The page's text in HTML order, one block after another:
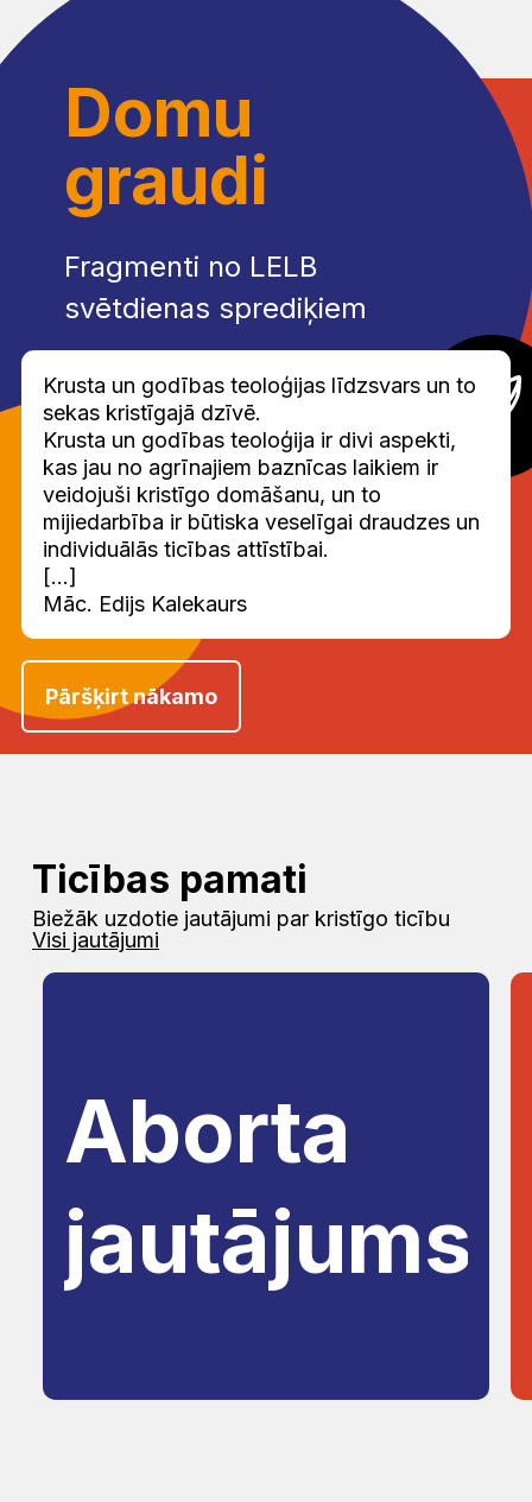
Krusta un godības teoloģijas līdzsvars un to
sekas kristīgajā dzīvē.
Krusta un godības teoloģija ir divi aspekti,
kas jau no agrīnajiem baznīcas laikiem ir
veidojuši kristīgo domāšanu, un to
mijiedarbība ir būtiska veselīgai draudzes un
individuālās ticības attīstībai.
[...]
Māc. Edijs Kalekaurs
Pāršķirt nākamo
Domu
graudi
Fragmenti no LELB
svētdienas sprediķiem
Ticības pamati
Biežāk uzdotie jautājumi par kristīgo ticību
Visi jautājumi
Aborta
jautājums